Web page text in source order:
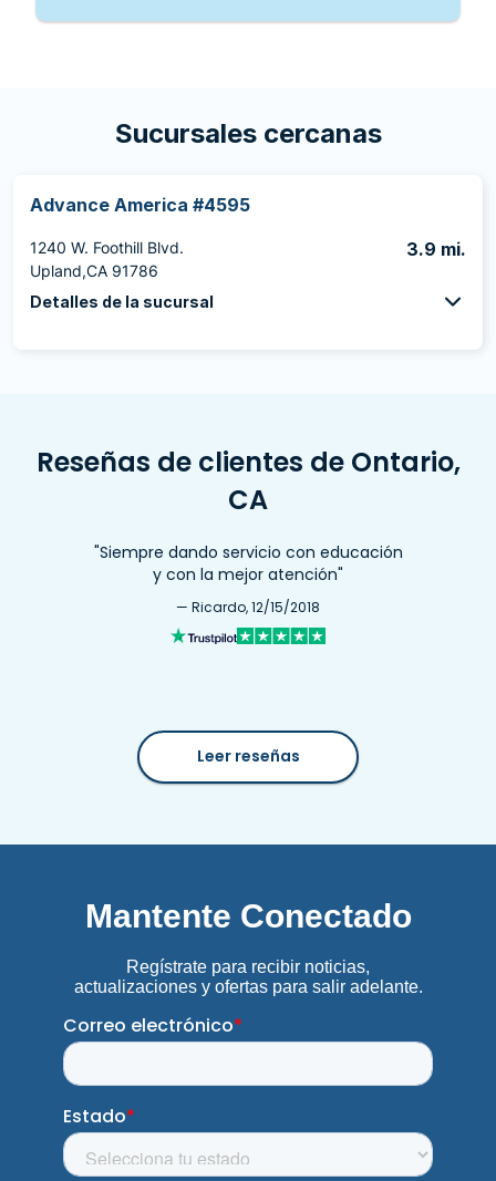
Sucursales cercanas
Advance America #4595
1240 W. Foothill Blvd.
Upland,CA 91786
3.9 mi.
Detalles de la sucursal
Reseñas de clientes de Ontario,
CA
"Siempre dando servicio con educación
y con la mejor atención"
— Ricardo, 12/15/2018
Leer reseñas